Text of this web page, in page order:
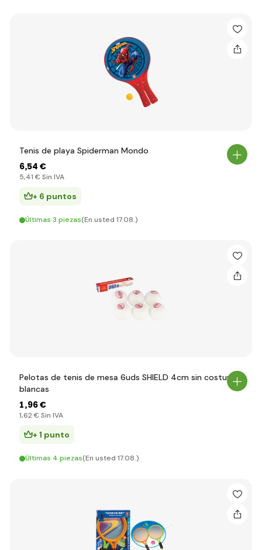
Tenis de playa Spiderman Mondo
6,54 €
5,41 € Sin IVA
+ 6 puntos
Últimas 3 piezas(En usted 17.08.)
Pelotas de tenis de mesa 6uds SHIELD 4cm sin costuras
blancas
1,96 €
1,62 € Sin IVA
+ 1 punto
Últimas 4 piezas(En usted 17.08.)